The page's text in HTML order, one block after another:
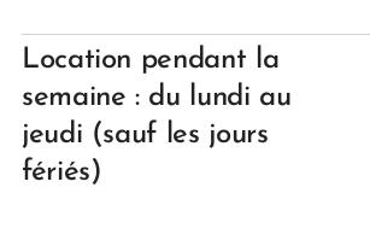
Location pendant la
semaine : du lundi au
jeudi (sauf les jours
fériés)